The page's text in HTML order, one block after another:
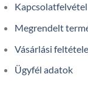
Kapcsolatfelvétel
Megrendelt
Vásárlási
Ügyfél adatok